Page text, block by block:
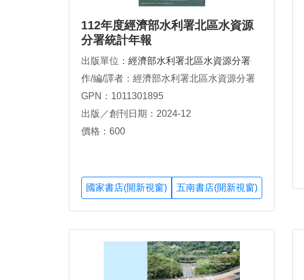
112年度經濟部水利署北區水資源
分署統計年報
出版單位： 經濟部水利署北區水資源分署
作/編/譯者：經濟部水利署北區水資源分署
GPN：1011301895
出版／創刊日期：2024-12
價格：600
國家書店(開新視窗) 五南書店(開新視窗)